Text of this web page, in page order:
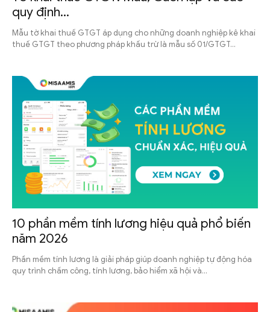
quy định...
Mẫu tờ khai thuế GTGT áp dụng cho những doanh nghiệp kê khai
thuế GTGT theo phương pháp khấu trừ là mẫu số 01/GTGT...
10 phần mềm tính lương hiệu quả phổ biến
năm 2026
Phần mềm tính lương là giải pháp giúp doanh nghiệp tự động hóa
quy trình chấm công, tính lương, bảo hiểm xã hội và...